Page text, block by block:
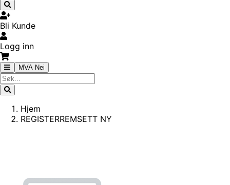
Bli Kunde
Logg inn
MVA Nei
Hjem
REGISTERREMSETT NY